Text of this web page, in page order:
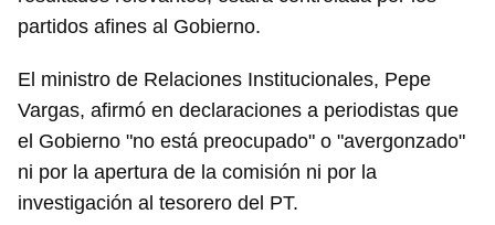
partidos afines al Gobierno.
El ministro de Relaciones Institucionales, Pepe
Vargas, afirmó en declaraciones a periodistas que
el Gobierno "no está preocupado" o "avergonzado"
ni por la apertura de la comisión ni por la
investigación al tesorero del PT.